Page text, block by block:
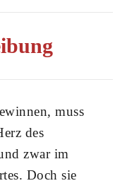
muss
des
zwar im
Doch sie